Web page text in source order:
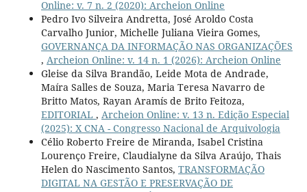
Online: v. 7 n. 2 (2020): Archeion Online
Pedro Ivo Silveira Andretta, José Aroldo Costa
Carvalho Junior, Michelle Juliana Vieira Gomes,
GOVERNANÇA DA INFORMAÇÃO NAS ORGANIZAÇÕES
, Archeion Online: v. 14 n. 1 (2026): Archeion Online
Gleise da Silva Brandão, Leide Mota de Andrade,
Maíra Salles de Souza, Maria Teresa Navarro de
Britto Matos, Rayan Aramís de Brito Feitoza,
EDITORIAL , Archeion Online: v. 13 n. Edição Especial
(2025): X CNA - Congresso Nacional de Arquivologia
Célio Roberto Freire de Miranda, Isabel Cristina
Lourenço Freire, Claudialyne da Silva Araújo, Thais
Helen do Nascimento Santos, TRANSFORMAÇÃO
DIGITAL NA GESTÃO E PRESERVAÇÃO DE